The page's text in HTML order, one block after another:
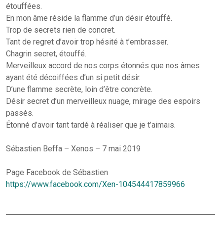
étouffées.
En mon âme réside la flamme d’un désir étouffé.
Trop de secrets rien de concret.
Tant de regret d’avoir trop hésité à t’embrasser.
Chagrin secret, étouffé.
Merveilleux accord de nos corps étonnés que nos âmes
ayant été décoiffées d’un si petit désir.
D’une flamme secrète, loin d’être concrète.
Désir secret d’un merveilleux nuage, mirage des espoirs
passés.
Étonné d’avoir tant tardé à réaliser que je t’aimais.
Sébastien Beffa – Xenos – 7 mai 2019
Page Facebook de Sébastien
https://www.facebook.com/Xen-104544417859966